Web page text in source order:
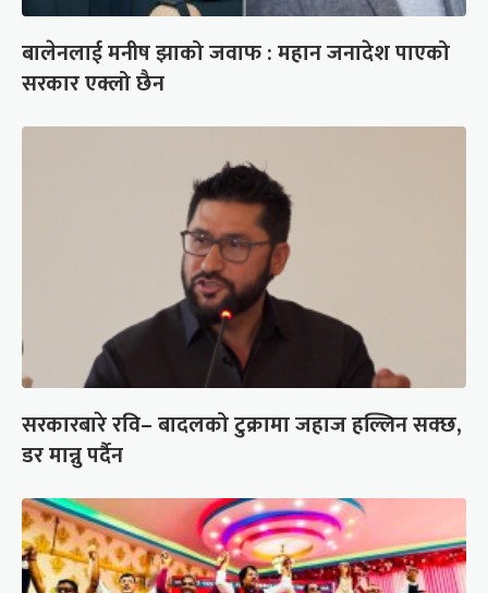
बालेनलाई मनीष झाको जवाफ : महान जनादेश पाएको
सरकार एक्लो छैन
सरकारबारे रवि– बादलको टुक्रामा जहाज हल्लिन सक्छ,
डर मान्नु पर्दैन